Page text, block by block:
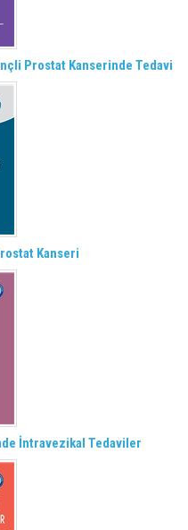
Prostat Kanserinde Tedavi
Kanseri
İntravezikal Tedaviler